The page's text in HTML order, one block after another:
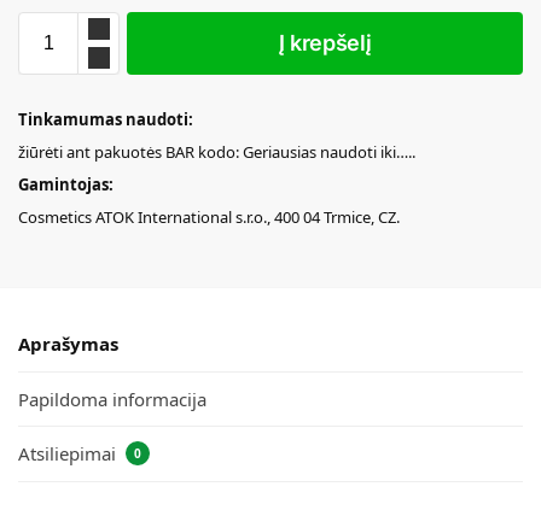
Į krepšelį
Tinkamumas naudoti:
žiūrėti ant pakuotės BAR kodo: Geriausias naudoti iki…..
Gamintojas:
Cosmetics ATOK International s.r.o., 400 04 Trmice, CZ.
Aprašymas
Papildoma informacija
Atsiliepimai 0